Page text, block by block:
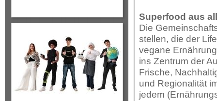
Superfood aus
Die
stellen, die der
vegane
ins Zentrum der
Frische,
und Regionalität
jedem